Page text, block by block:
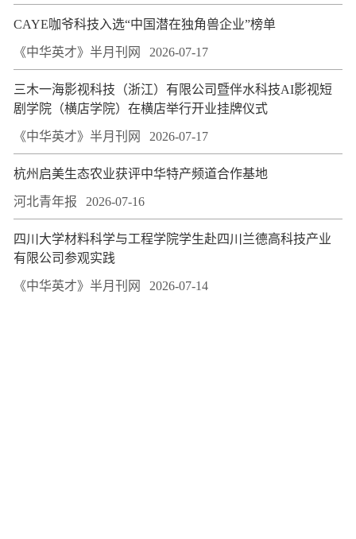
CAYE咖爷科技入选“中国潜在独角兽企业”榜单
《中华英才》半月刊网 2026-07-17
三木一海影视科技（浙江）有限公司暨伴水科技AI影视短
剧学院（横店学院）在横店举行开业挂牌仪式
《中华英才》半月刊网 2026-07-17
杭州启美生态农业获评中华特产频道合作基地
河北青年报 2026-07-16
四川大学材料科学与工程学院学生赴四川兰德高科技产业
有限公司参观实践
《中华英才》半月刊网 2026-07-14